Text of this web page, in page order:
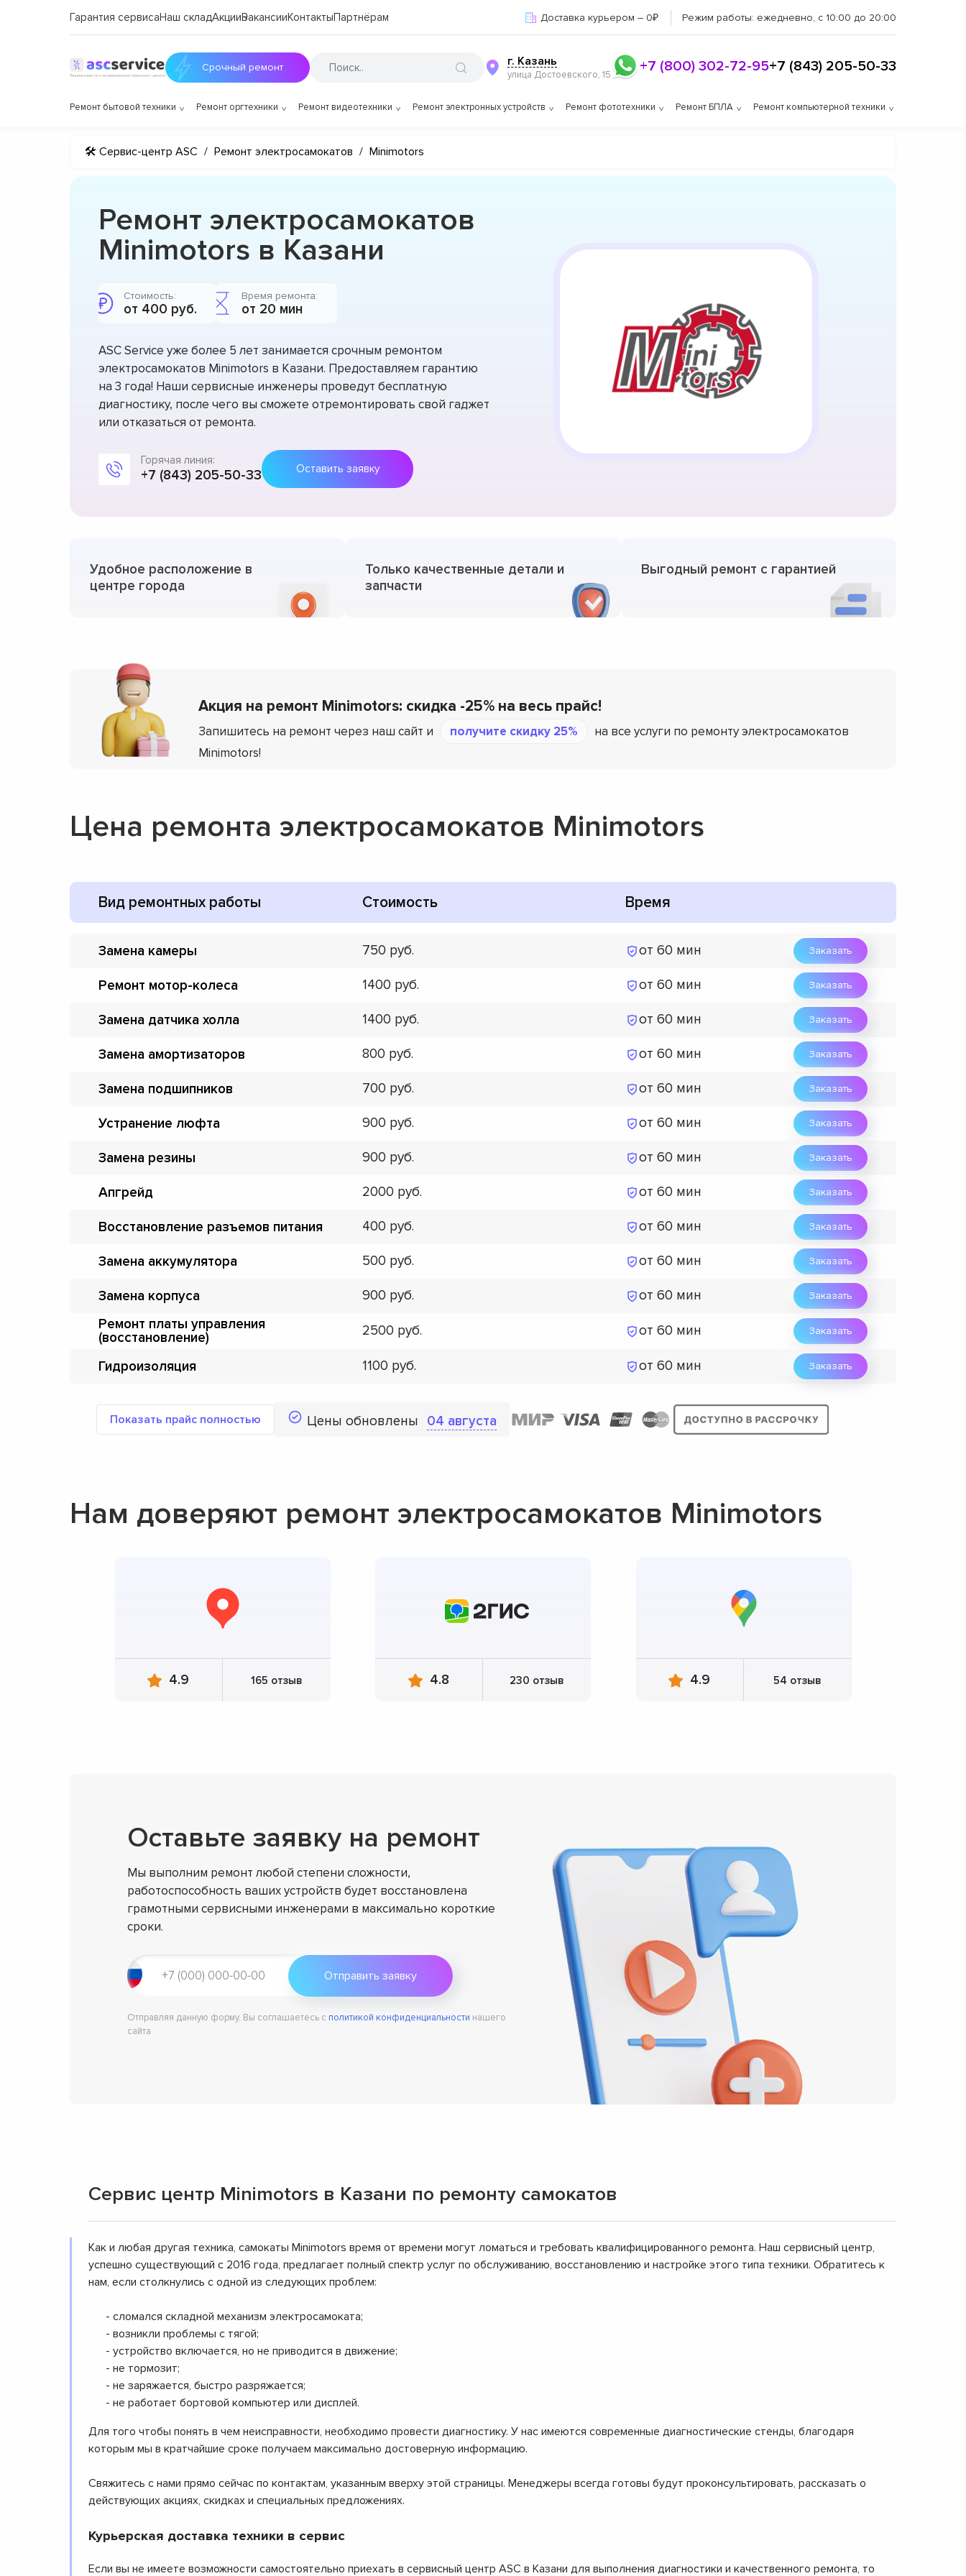
Гарантия сервисаНаш складАкцииВакансииКонтактыПартнёрам Доставка курьером – 0₽ Режим работы: ежедневно, с 10:00 до 20:00
Срочный ремонт г. Казань
улица Достоевского, 15 +7 (800) 302-72-95+7 (843) 205-50-33
Ремонт бытовой техники Ремонт оргтехники Ремонт видеотехники Ремонт электронных устройств Ремонт фототехники Ремонт БПЛА Ремонт компьютерной техники
🛠 Сервис-центр ASC / Ремонт электросамокатов / Minimotors
Ремонт электросамокатов
Minimotors в Казани
Стоимость:
от 400 руб.
Время ремонта:
от 20 мин
ASC Service уже более 5 лет занимается срочным ремонтом
электросамокатов Minimotors в Казани. Предоставляем гарантию
на 3 года! Наши сервисные инженеры проведут бесплатную
диагностику, после чего вы сможете отремонтировать свой гаджет
или отказаться от ремонта.
Горячая линия:
+7 (843) 205-50-33 Оставить заявку
Удобное расположение в
центре города
Только качественные детали и
запчасти
Выгодный ремонт с гарантией
Акция на ремонт Minimotors: скидка -25% на весь прайс!
Запишитесь на ремонт через наш сайт и получите скидку 25%
на все услуги по ремонту электросамокатов
Minimotors!
Цена ремонта электросамокатов Minimotors
Вид ремонтных работы Стоимость Время
Замена камеры 750 от 60 мин Заказать
Ремонт мотор-колеса 1400 от 60 мин Заказать
Замена датчика холла 1400 от 60 мин Заказать
Замена амортизаторов 800 от 60 мин Заказать
Замена подшипников 700 от 60 мин Заказать
Устранение люфта 900 от 60 мин Заказать
Замена резины 900 от 60 мин Заказать
Апгрейд 2000 от 60 мин Заказать
Восстановление разъемов питания 400 от 60 мин Заказать
Замена аккумулятора 500 от 60 мин Заказать
Замена корпуса 900 от 60 мин Заказать
Ремонт платы управления
(восстановление)
2500 от 60 мин Заказать
Гидроизоляция 1100 от 60 мин Заказать
Показать прайс полностью Цены обновлены 04 августа
Нам доверяют ремонт электросамокатов Minimotors
4.9 165 отзыв 4.8 230 отзыв 4.9 54 отзыв
Оставьте заявку на ремонт
Мы выполним ремонт любой степени сложности,
работоспособность ваших устройств будет восстановлена
грамотными сервисными инженерами в максимально короткие
сроки.
Отправляя данную форму, Вы соглашаетесь с политикой конфиденциальности нашего
сайта
Сервис центр Minimotors в Казани по ремонту самокатов
Как и любая другая техника, самокаты Minimotors время от времени могут ломаться и требовать квалифицированного ремонта. Наш сервисный центр,
успешно существующий с 2016 года, предлагает полный спектр услуг по обслуживанию, восстановлению и настройке этого типа техники. Обратитесь к
нам, если столкнулись с одной из следующих проблем:
- сломался складной механизм электросамоката;
- возникли проблемы с тягой;
- устройство включается, но не приводится в движение;
- не тормозит;
- не заряжается, быстро разряжается;
- не работает бортовой компьютер или дисплей.
Для того чтобы понять в чем неисправности, необходимо провести диагностику. У нас имеются современные диагностические стенды, благодаря
которым мы в кратчайшие сроке получаем максимально достоверную информацию.
Свяжитесь с нами прямо сейчас по контактам, указанным вверху этой страницы. Менеджеры всегда готовы будут проконсультировать, рассказать о
действующих акциях, скидках и специальных предложениях.
Курьерская доставка техники в сервис
Если вы не имеете возможности самостоятельно приехать в сервисный центр ASC в Казани для выполнения диагностики и качественного ремонта, то